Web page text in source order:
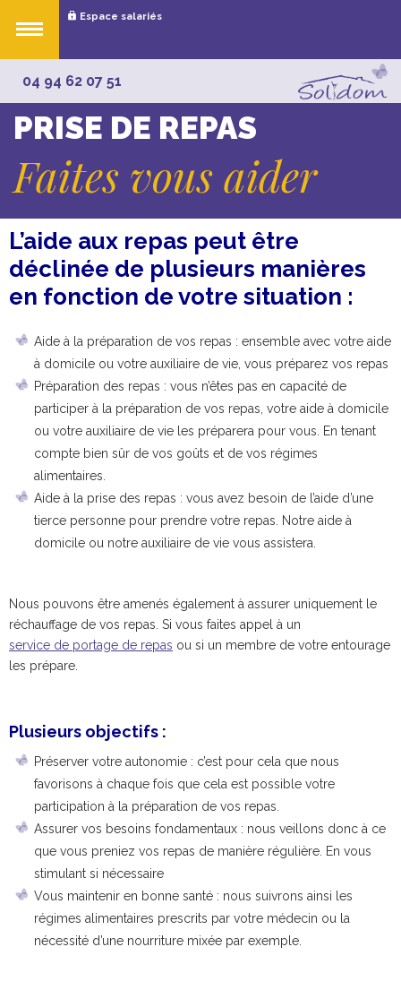
04 94 62 07 51
Espace salariés
PRISE DE REPAS
Faites vous aider
L’aide aux repas peut être
déclinée de plusieurs manières
en fonction de votre situation :
Aide à la préparation de vos repas : ensemble avec votre aide
à domicile ou votre auxiliaire de vie, vous préparez vos repas
Préparation des repas : vous n’êtes pas en capacité de
participer à la préparation de vos repas, votre aide à domicile
ou votre auxiliaire de vie les préparera pour vous. En tenant
compte bien sûr de vos goûts et de vos régimes
alimentaires.
Aide à la prise des repas : vous avez besoin de l’aide d’une
tierce personne pour prendre votre repas. Notre aide à
domicile ou notre auxiliaire de vie vous assistera.
Nous pouvons être amenés également à assurer uniquement le
réchauffage de vos repas. Si vous faites appel à un
service de portage de repas ou si un membre de votre entourage
les prépare.
Plusieurs objectifs :
Préserver votre autonomie : c’est pour cela que nous
favorisons à chaque fois que cela est possible votre
participation à la préparation de vos repas.
Assurer vos besoins fondamentaux : nous veillons donc à ce
que vous preniez vos repas de manière régulière. En vous
stimulant si nécessaire
Vous maintenir en bonne santé : nous suivrons ainsi les
régimes alimentaires prescrits par votre médecin ou la
nécessité d’une nourriture mixée par exemple.